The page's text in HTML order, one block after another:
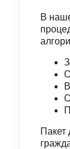
В
Пакет